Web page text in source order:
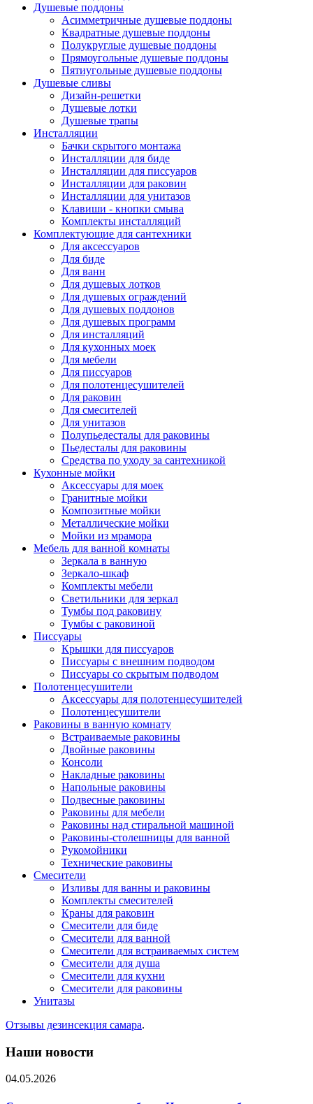
Душевые поддоны
Асимметричные душевые поддоны
Квадратные душевые поддоны
Полукруглые душевые поддоны
Прямоугольные душевые поддоны
Пятиугольные душевые поддоны
Душевые сливы
Дизайн-решетки
Душевые лотки
Душевые трапы
Инсталляции
Бачки скрытого монтажа
Инсталляции для биде
Инсталляции для писсуаров
Инсталляции для раковин
Инсталляции для унитазов
Клавиши - кнопки смыва
Комплекты инсталляций
Комплектующие для сантехники
Для аксессуаров
Для биде
Для ванн
Для душевых лотков
Для душевых ограждений
Для душевых поддонов
Для душевых программ
Для инсталляций
Для кухонных моек
Для мебели
Для писсуаров
Для полотенцесушителей
Для раковин
Для смесителей
Для унитазов
Полупьедесталы для раковины
Пьедесталы для раковины
Средства по уходу за сантехникой
Кухонные мойки
Аксессуары для моек
Гранитные мойки
Композитные мойки
Металлические мойки
Мойки из мрамора
Мебель для ванной комнаты
Зеркала в ванную
Зеркало-шкаф
Комплекты мебели
Светильники для зеркал
Тумбы под раковину
Тумбы с раковиной
Писсуары
Крышки для писсуаров
Писсуары с внешним подводом
Писсуары со скрытым подводом
Полотенцесушители
Аксессуары для полотенцесушителей
Полотенцесушители
Раковины в ванную комнату
Встраиваемые раковины
Двойные раковины
Консоли
Накладные раковины
Напольные раковины
Подвесные раковины
Раковины для мебели
Раковины над стиральной машиной
Раковины-столешницы для ванной
Рукомойники
Технические раковины
Смесители
Изливы для ванны и раковины
Комплекты смесителей
Краны для раковин
Смесители для биде
Смесители для ванной
Смесители для встраиваемых систем
Смесители для душа
Смесители для кухни
Смесители для раковины
Унитазы
Отзывы дезинсекция самара.
Наши новости
04.05.2026